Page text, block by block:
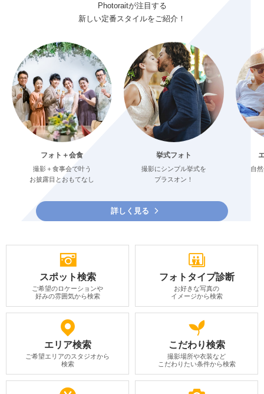
Photoraitが注目する
新しい定番スタイルをご紹介！
フォト＋会食
撮影＋食事会で叶う
お披露目とおもてなし
挙式フォト
撮影にシンプル挙式を
プラスオン！
自
詳しく見る
スポット検索
ご希望のロケーションや
好みの雰囲気から検索
フォトタイプ診断
お好きな写真の
イメージから検索
エリア検索
ご希望エリアのスタジオから
検索
こだわり検索
撮影場所や衣装など
こだわりたい条件から検索